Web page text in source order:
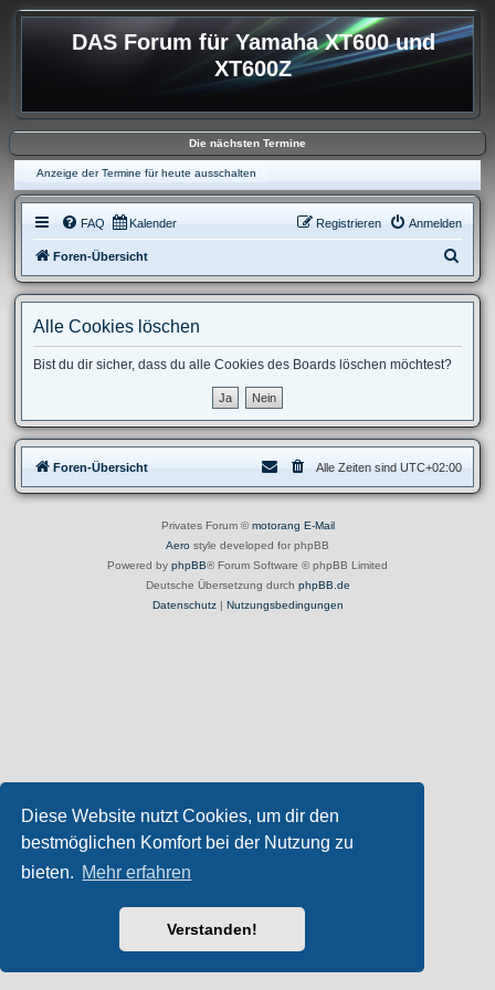
Diese Website nutzt Cookies, um dir den
bestmöglichen Komfort bei der Nutzung zu
bieten. Mehr erfahren
Verstanden!
DAS Forum für Yamaha XT600 und
XT600Z
Die nächsten Termine
Anzeige der Termine für heute ausschalten
FAQ Kalender Anmelden
Registrieren
Foren-Übersicht
u
Alle Cookies löschen
Bist du dir sicher, dass du alle Cookies des Boards löschen möchtest?
Foren-Übersicht Alle Zeiten sind UTC+02:00
Privates Forum ©motorang E-Mail
Aero style developed for phpBB
Powered by phpBB® Forum Software © phpBB Limited
Deutsche Übersetzung durch phpBB.de
Datenschutz| Nutzungsbedingungen